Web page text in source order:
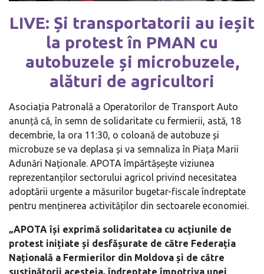
LIVE: Și transportatorii au ieșit
la protest în PMAN cu
autobuzele și microbuzele,
alături de agricultori
Asociația Patronală a Operatorilor de Transport Auto
anunță că, în semn de solidaritate cu fermierii, astă, 18
decembrie, la ora 11:30, o coloană de autobuze și
microbuze se va deplasa și va semnaliza în Piața Marii
Adunări Naționale. APOTA împărtășește viziunea
reprezentanților sectorului agricol privind necesitatea
adoptării urgente a măsurilor bugetar-fiscale îndreptate
pentru menținerea activităților din sectoarele economiei.
„APOTA își exprimă solidaritatea cu acțiunile de
protest inițiate și desfășurate de către Federația
Națională a Fermierilor din Moldova și de către
susținătorii acesteia, îndreptate împotriva unei